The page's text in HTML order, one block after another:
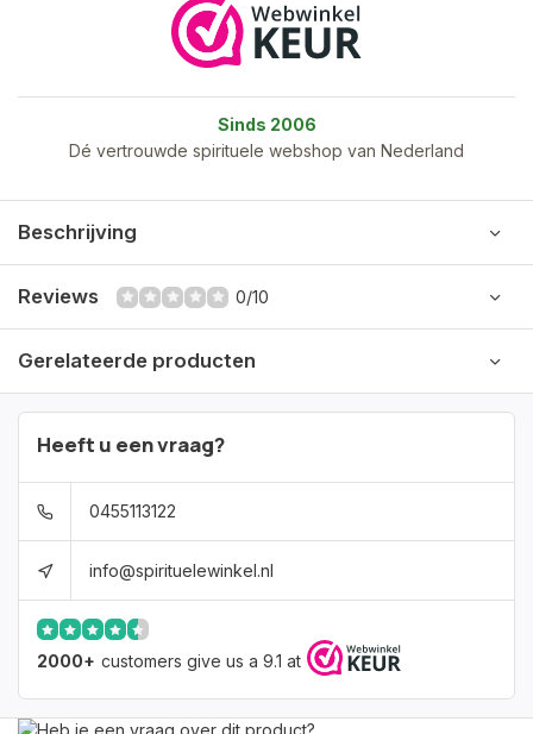
Sinds 2006
Dé vertrouwde spirituele webshop van Nederland
Beschrijving
Reviews 0/10
Gerelateerde producten
Heeft u een vraag?
0455113122
info@spirituelewinkel.nl
2000+ customers give us a 9.1 at